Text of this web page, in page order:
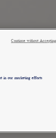
in our marketing efforts.
Continue without Accepting